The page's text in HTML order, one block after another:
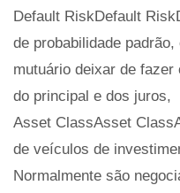
Default RiskDefault
de probabilidade
mutuário deixar de fazer
do principal e dos juros,
Asset ClassAsset
de veículos de
Normalmente são